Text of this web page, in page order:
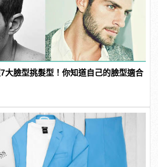
大臉型挑髮型！你知道自己的臉型適合